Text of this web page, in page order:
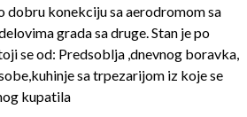
dobru konekciju sa aerodromom sa
grada sa druge. Stan je po
se od: Predsoblja ,dnevnog boravka,
sa trpezarijom iz koje se
kupatila